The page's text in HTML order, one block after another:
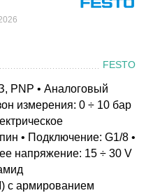
FESTO
PNP • Аналоговый
измерения: 0 ÷ 10 бар
• Подключение: G1/8 •
напряжение: 15 ÷ 30 V
с армированием